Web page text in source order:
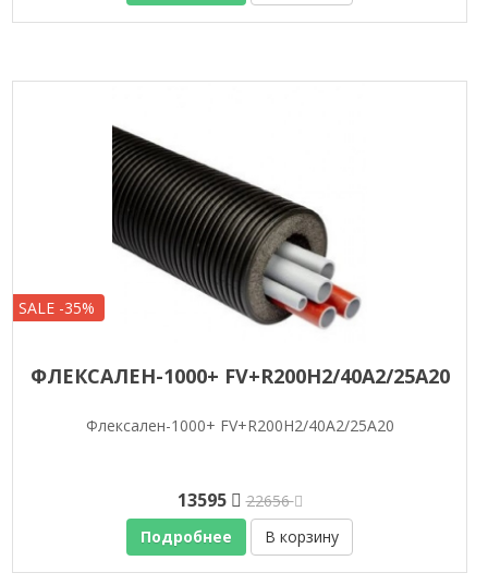
SALE -35%
ФЛЕКСАЛЕН-1000+ FV+R200H2/40A2/25A20
Флексален-1000+ FV+R200H2/40A2/25A20
13595
22656
Подробнее
В корзину